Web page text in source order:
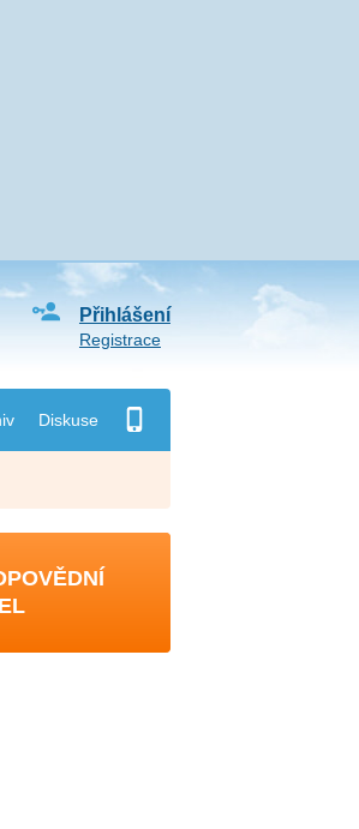
Diskuse
Přihlášení
Registrace